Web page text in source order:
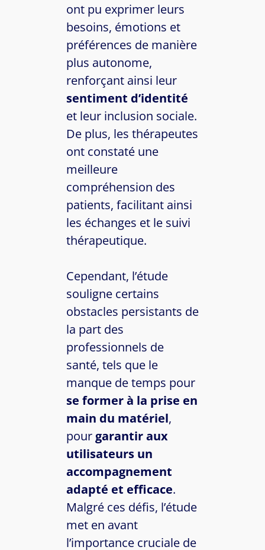
ont pu exprimer leurs
besoins, émotions et
préférences de manière
plus autonome,
renforçant ainsi leur
sentiment d’identité
et leur inclusion sociale.
De plus, les thérapeutes
ont constaté une
meilleure
compréhension des
patients, facilitant ainsi
les échanges et le suivi
thérapeutique.
Cependant, l’étude
souligne certains
obstacles persistants de
la part des
professionnels de
santé, tels que le
manque de temps pour
se former à la prise en
main du matériel,
pour garantir aux
utilisateurs un
accompagnement
adapté et efficace.
Malgré ces défis, l’étude
met en avant
l’importance cruciale de